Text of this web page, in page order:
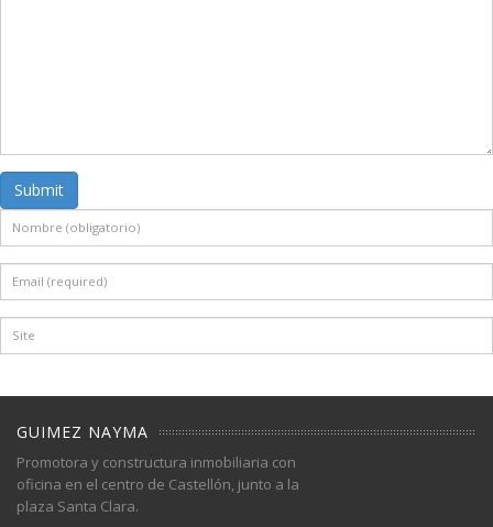
Submit
GUIMEZ NAYMA
Promotora y constructura inmobiliaria con
oficina en el centro de Castellón, junto a la
plaza Santa Clara.